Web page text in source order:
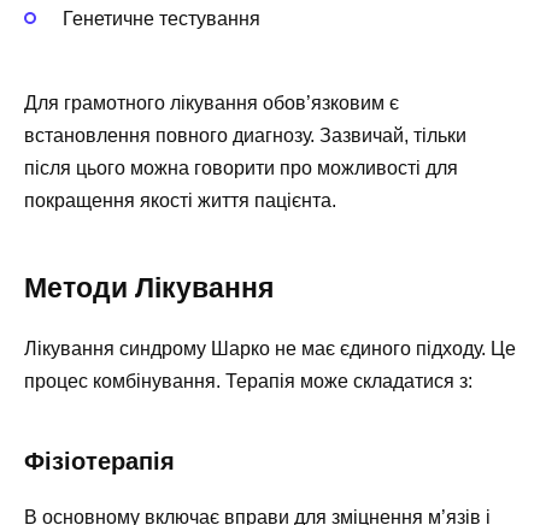
Генетичне тестування
Для грамотного лікування обов’язковим є
встановлення повного диагнозу. Зазвичай, тільки
після цього можна говорити про можливості для
покращення якості життя пацієнта.
Методи Лікування
Лікування синдрому Шарко не має єдиного підходу. Це
процес комбінування. Терапія може складатися з:
Фізіотерапія
В основному включає вправи для зміцнення м’язів і